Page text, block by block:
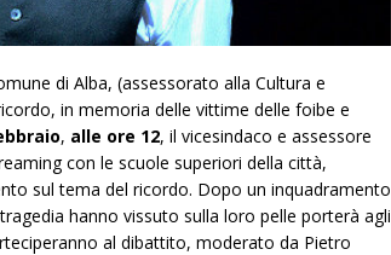
di Alba, (assessorato alla Cultura e
in memoria delle vittime delle foibe e
, alle ore 12, il vicesindaco e assessore
con le scuole superiori della città,
sul tema del ricordo. Dopo un inquadramento
hanno vissuto sulla loro pelle porterà agli
al dibattito, moderato da Pietro